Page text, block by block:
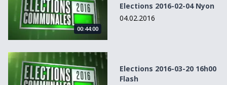
00:44:00
Elections 2016-02-04 Nyon
04.02.2016
Elections 2016-03-20 16h00 Flash
Elections 2016-03-20 16h00
Flash